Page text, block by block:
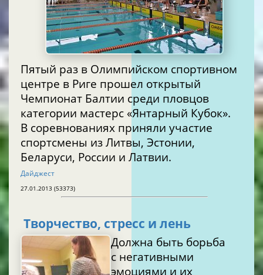
Пятый раз в Олимпийском спортивном
центре в Риге прошел открытый
Чемпионат Балтии среди пловцов
категории мастерс «Янтарный Кубок».
В соревнованиях приняли участие
спортсмены из Литвы, Эстонии,
Беларуси, России и Латвии.
Дайджест
27.01.2013 (53373)
Творчество, стресс и лень
Должна быть борьба
с негативными
эмоциями и их